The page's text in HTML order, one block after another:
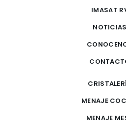
IMASAT
NOTICIAS
MENAJE
MENAJE